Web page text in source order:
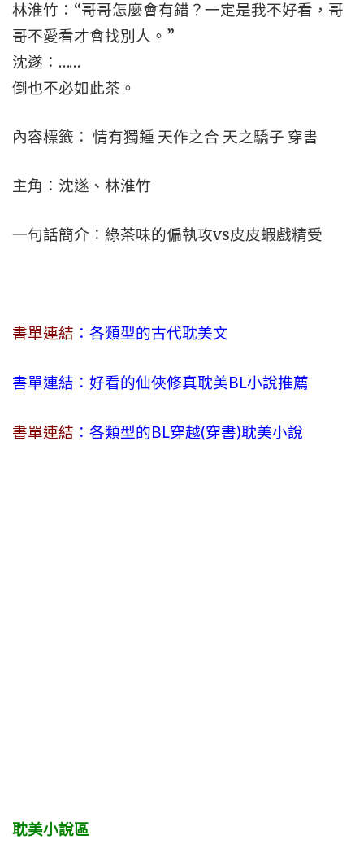
林淮竹：“哥哥怎麼會有錯？一定是我不好看，哥
哥不愛看才會找別人。”
沈遂：……
倒也不必如此茶。
內容標籤： 情有獨鍾 天作之合 天之驕子 穿書
主角：沈遂、林淮竹
一句話簡介：綠茶味的偏執攻vs皮皮蝦戲精受
書單連結 ：各類型的古代耽美文
書單連結：好看的仙俠修真耽美BL小說推薦
書單連結 ：各類型的BL穿越(穿書)耽美小說
耽美小說區